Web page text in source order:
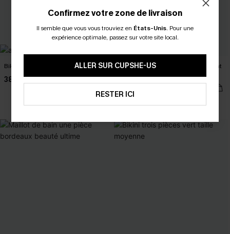
Bikini col cœur et bas taille basse
38,00 €
Maillot de bain une pièce ventre plat
Confirmez votre zone de livraison
Il semble que vous vous trouviez en États-Unis. Pour une
expérience optimale, passez sur votre site local.
ALLER SUR CUPSHE-US
RESTER ICI